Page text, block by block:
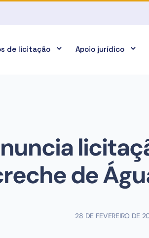
de licitação Apoio jurídico
de
28 DE FEVEREIRO DE